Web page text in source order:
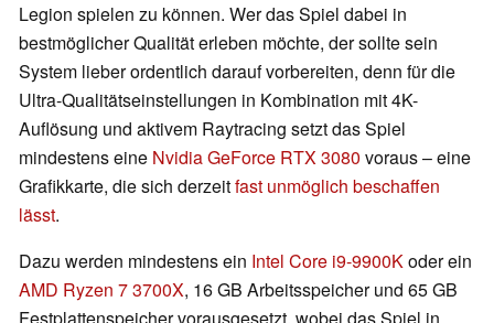
Legion spielen zu können. Wer das Spiel dabei in
bestmöglicher Qualität erleben möchte, der sollte sein
System lieber ordentlich darauf vorbereiten, denn für die
Ultra-Qualitätseinstellungen in Kombination mit 4K-
Auflösung und aktivem Raytracing setzt das Spiel
mindestens eine Nvidia GeForce RTX 3080 voraus – eine
Grafikkarte, die sich derzeitfast unmöglich beschaffen
lässt.
Dazu werden mindestens ein Intel Core i9-9900Koder ein
AMD Ryzen 7 3700X, 16 GB Arbeitsspeicher und 65 GB